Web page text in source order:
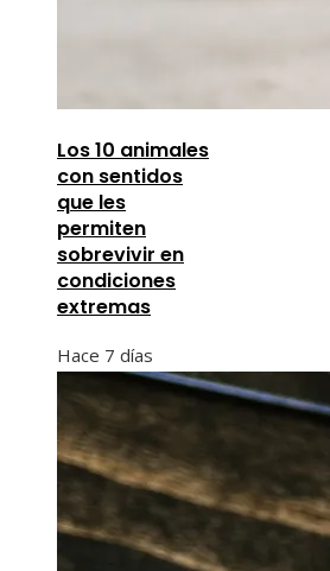
Los 10 animales
con sentidos
que les
permiten
sobrevivir en
condiciones
extremas
Hace 7 días